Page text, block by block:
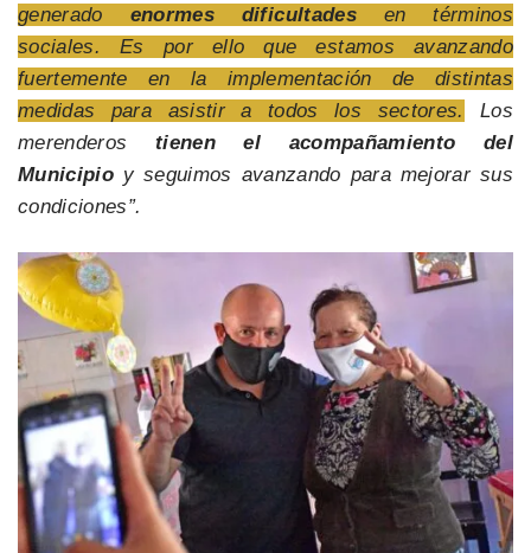
generado enormes dificultadesen términos
sociales. Es por ello que estamos avanzando
fuertemente en la implementación de distintas
medidas para asistir a todos los sectores.
Los
merenderos tienen el acompañamiento del
Municipio y seguimos avanzando para mejorar sus
condiciones”.